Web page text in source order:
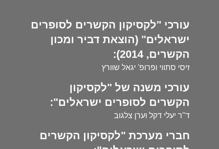
עורכי "לקסיקון הקשרים לסופרים
ישראלים" (הוצאת דביר ומכון
הקשרים, 2014):
זיסי סתווי ופרופ' יגאל שוורץ
עורכי משנה של "לקסיקון
הקשרים לסופרים ישראלים":
ד"ר יעלי דקל וערן צלגוב
חברי מערכת "לקסיקון הקשרים